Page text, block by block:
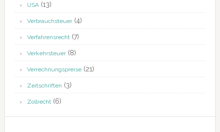
USA(13)
Verbrauchsteuer(4)
Verfahrensrecht(7)
Verkehrsteuer(8)
Verrechnungspreise(21)
Zeitschriften (3)
Zollrecht(6)